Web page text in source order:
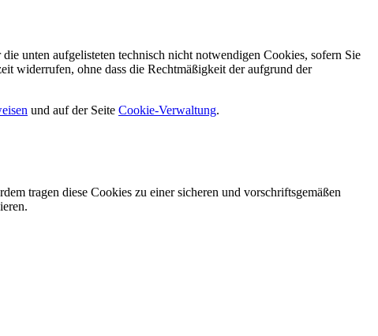
unten aufgelisteten technisch nicht notwendigen Cookies, sofern Sie
widerrufen, ohne dass die Rechtmäßigkeit der aufgrund der
und auf der Seite Cookie-Verwaltung​.
tragen diese Cookies zu einer sicheren und vorschriftsgemäßen